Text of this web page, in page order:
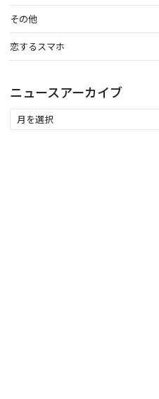
その他
恋するスマホ
ニュースアーカイブ
ュ